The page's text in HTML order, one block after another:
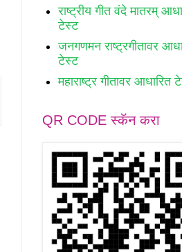
राष्ट्रीय गीत वंदे मातरम्
टेस्ट
जनगणमन राष्ट्रगीतावर
टेस्ट
महाराष्ट्र गीतावर आधारित
QR CODE स्कॅन करा